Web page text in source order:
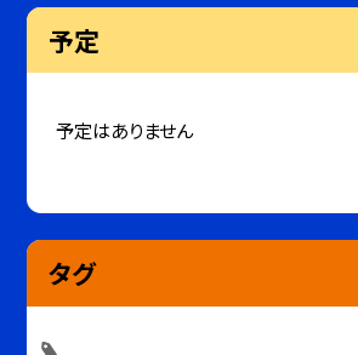
予定
予定はありません
タグ